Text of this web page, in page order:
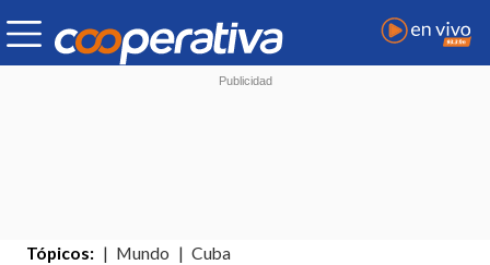
Tópicos: Mundo Cuba